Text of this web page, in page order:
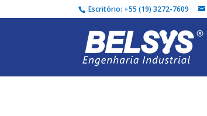
Escritório: +55 (19) 3272-7609